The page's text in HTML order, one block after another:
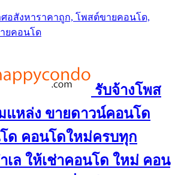
ศอสังหาราคาถูก, โพสต์ขายคอนโด,
ยคอนโด
รับจ้างโพส
แหล่ง ขายดาวน์คอนโด
ด คอนโดใหม่ครบทุก
เล ให้เช่าคอนโด ใหม่ คอน